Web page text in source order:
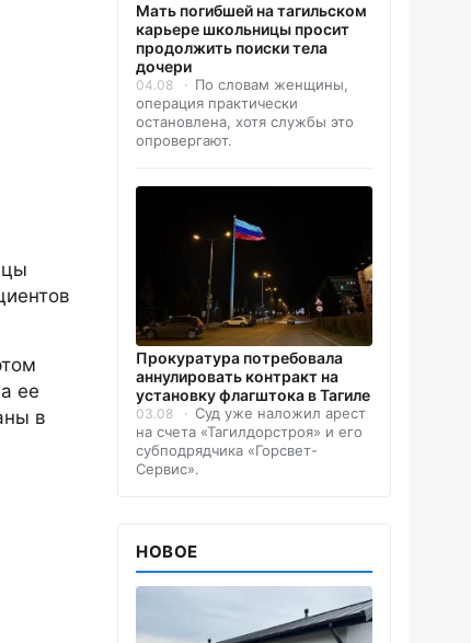
ее
в
Мать погибшей на тагильском
карьере школьницы просит
продолжить поиски тела
дочери
04.08
По словам женщины,
операция практически
остановлена, хотя службы это
опровергают.
Прокуратура потребовала
аннулировать контракт на
установку флагштока в Тагиле
03.08
Суд уже наложил арест
на счета «Тагилдорстроя» и его
субподрядчика «Горсвет-
Сервис».
НОВОЕ